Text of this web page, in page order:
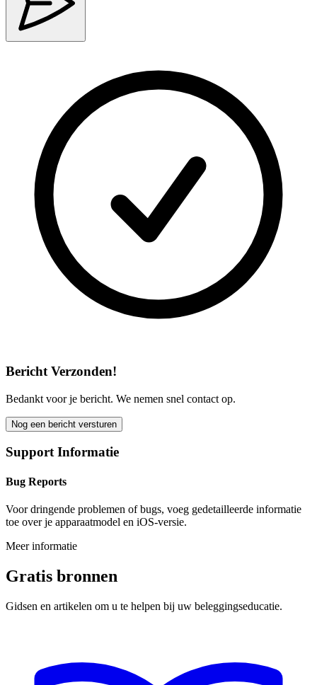
Bericht Verzonden!
Bedankt voor je bericht. We nemen snel contact op.
Nog een bericht versturen
Support Informatie
Bug Reports
Voor dringende problemen of bugs, voeg gedetailleerde informatie
toe over je apparaatmodel en iOS-versie.
Meer informatie
Gratis bronnen
Gidsen en artikelen om u te helpen bij uw beleggingseducatie.